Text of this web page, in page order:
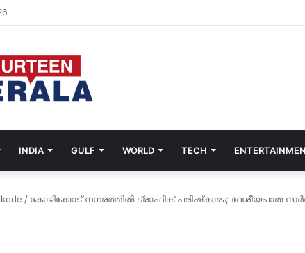
INDIA GULF WORLD TECH
/ കോഴിക്കോട് നഗരത്തില്‍ ട്രാഫിക് പരിഷ്‌കാരം;